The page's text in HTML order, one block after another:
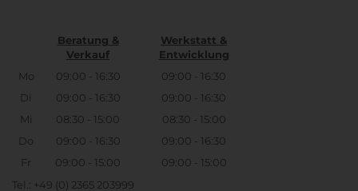
Beratung &
Verkauf
Werkstatt &
Entwicklung
Mo
09:00 - 16:30
09:00 - 16:30
Di
09:00 - 16:30
09:00 - 16:30
Mi
08:30 - 15:00
08:30 - 15:00
Do
09:00 - 16:30
09:00 - 16:30
Fr
09:00 - 15:00
09:00 - 15:00
Tel.: +49 (0) 2365 203999